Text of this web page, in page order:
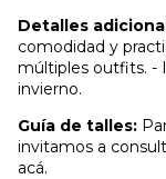
Detalles
comodidad y
múltiples outfits. -
invierno.
Guía de talles:
invitamos a
acá.